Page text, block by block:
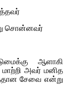
சொன்னவர்
ஆளாகி
அவர் மனித
சேவை என்று